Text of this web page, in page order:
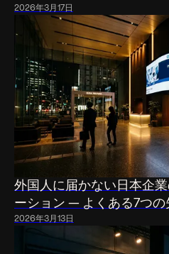
2026年3月17日
外国人に届かない日本企
ーション — よくある7つの
2026年3月13日